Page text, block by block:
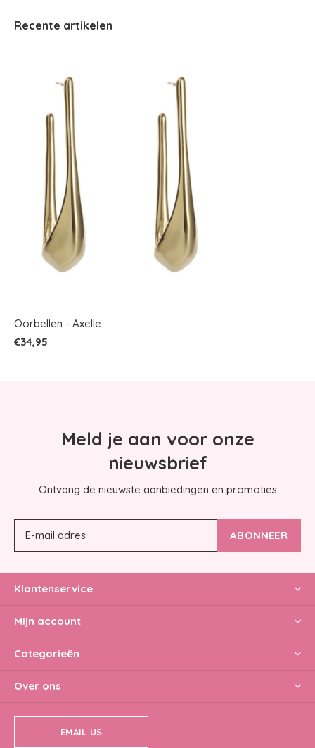
Recente artikelen
Oorbellen - Axelle
€34,95
Meld je aan voor onze
nieuwsbrief
Ontvang de nieuwste aanbiedingen en promoties
ABONNEER
Klantenservice
Mijn account
Categorieën
Over ons
EMAIL US